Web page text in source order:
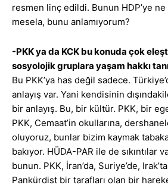
resmen linç edildi. Bunun HDP’ye
mesela, bunu anlamıyorum?
-PKK ya da KCK bu konuda çok
sosyolojik gruplara yaşam hakkı
Bu PKK’ya has değil sadece.
anlayış var. Yani kendisinin
bir anlayış. Bu, bir kültür. PKK, bir
PKK, Cemaat’in okullarına,
oluyoruz, bunlar bizim kaymak
bakıyor. HÜDA-PAR ile de sıkıntılar
bunun. PKK, İran’da, Suriye’de,
Pankürdist bir tarafları olan bir